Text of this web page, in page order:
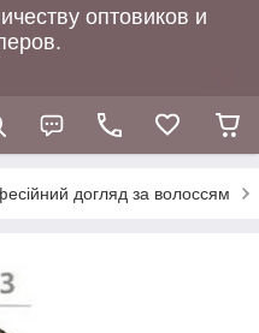
оптовиков и
догляд за волоссям